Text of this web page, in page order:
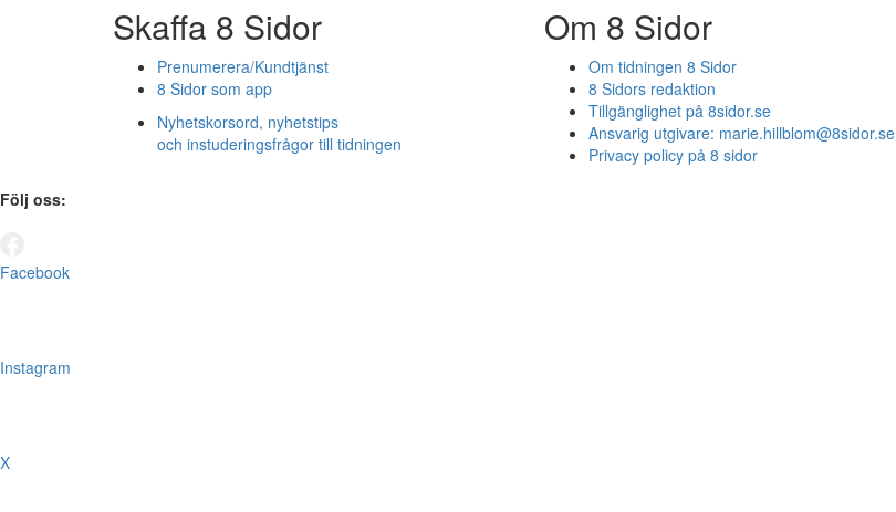
Skaffa 8 Sidor
Prenumerera/Kundtjänst
8 Sidor som app
Nyhetskorsord, nyhetstips
och instuderingsfrågor till tidningen
Om 8 Sidor
Om tidningen 8 Sidor
8 Sidors redaktion
Tillgänglighet på 8sidor.se
Ansvarig utgivare: marie.hillblom@8sidor.se
Privacy policy på 8 sidor
Följ oss:
Facebook
Instagram
X